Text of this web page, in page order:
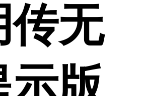
传无
示版